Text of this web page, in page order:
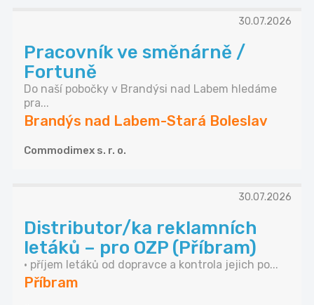
30.07.2026
Pracovník ve směnárně /
Fortuně
Do naší pobočky v Brandýsi nad Labem hledáme
pra...
Brandýs nad Labem-Stará Boleslav
Commodimex s. r. o.
30.07.2026
Distributor/ka reklamních
letáků – pro OZP (Příbram)
• příjem letáků od dopravce a kontrola jejich po...
Příbram